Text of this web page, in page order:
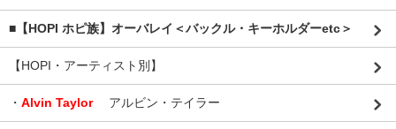
■【HOPI ホピ族】オーバレイ＜バックル・キーホルダーetc＞
【HOPI・アーティスト別】
・ Alvin Taylor アルビン・テイラー